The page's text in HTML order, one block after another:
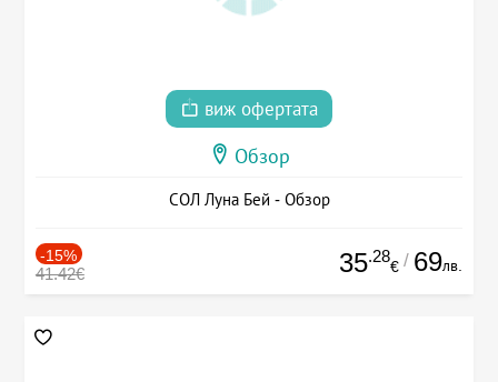
виж офертата
Обзор
СОЛ Луна Бей - Обзор
-15%
41.42€ 35.28
€ / 69лв.